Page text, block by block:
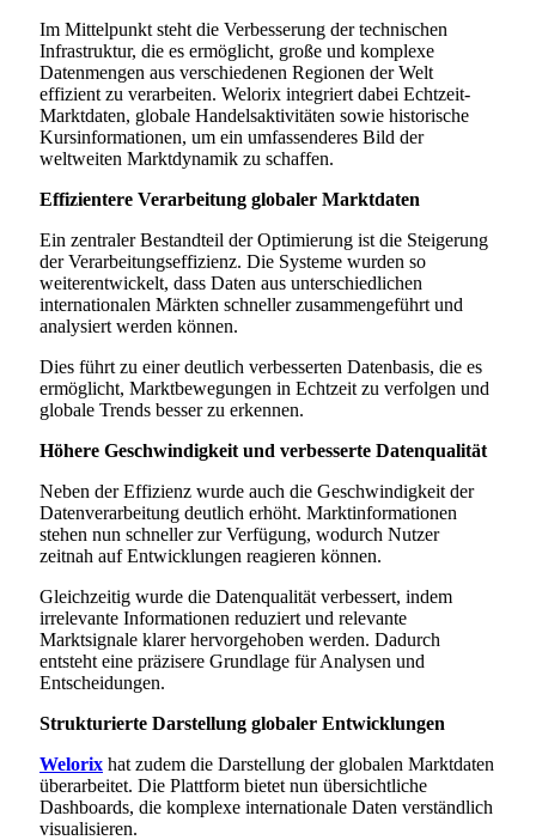
Im Mittelpunkt steht die Verbesserung der technischen
Infrastruktur, die es ermöglicht, große und komplexe
Datenmengen aus verschiedenen Regionen der Welt
effizient zu verarbeiten. Welorix integriert dabei Echtzeit-
Marktdaten, globale Handelsaktivitäten sowie historische
Kursinformationen, um ein umfassenderes Bild der
weltweiten Marktdynamik zu schaffen.
Effizientere Verarbeitung globaler Marktdaten
Ein zentraler Bestandteil der Optimierung ist die Steigerung
der Verarbeitungseffizienz. Die Systeme wurden so
weiterentwickelt, dass Daten aus unterschiedlichen
internationalen Märkten schneller zusammengeführt und
analysiert werden können.
Dies führt zu einer deutlich verbesserten Datenbasis, die es
ermöglicht, Marktbewegungen in Echtzeit zu verfolgen und
globale Trends besser zu erkennen.
Höhere Geschwindigkeit und verbesserte Datenqualität
Neben der Effizienz wurde auch die Geschwindigkeit der
Datenverarbeitung deutlich erhöht. Marktinformationen
stehen nun schneller zur Verfügung, wodurch Nutzer
zeitnah auf Entwicklungen reagieren können.
Gleichzeitig wurde die Datenqualität verbessert, indem
irrelevante Informationen reduziert und relevante
Marktsignale klarer hervorgehoben werden. Dadurch
entsteht eine präzisere Grundlage für Analysen und
Entscheidungen.
Strukturierte Darstellung globaler Entwicklungen
Welorix hat zudem die Darstellung der globalen Marktdaten
überarbeitet. Die Plattform bietet nun übersichtliche
Dashboards, die komplexe internationale Daten verständlich
visualisieren.